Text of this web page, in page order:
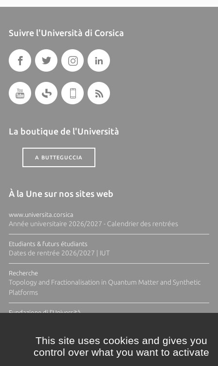
Suivre l'Università di Corsica
La boutique de l'Università
A BUTTEGUCCIA
À la Une sur nos sites web
www.universita.corsica
Année universitaire 2026/2027 - Calendrier des rentrées
Etudiants & futurs étudiants
Dates de rentrée 2026/2027 | IUT
Recherche
Topology and Fractionalisation in Quantum Matter and Synthetic
Platforms
Fundazione di l'Università
This site uses cookies and gives you
control over what you want to activate